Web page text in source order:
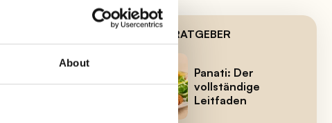
About
NEUESTE RATGEBER
Panati: Der
vollständige
Leitfaden